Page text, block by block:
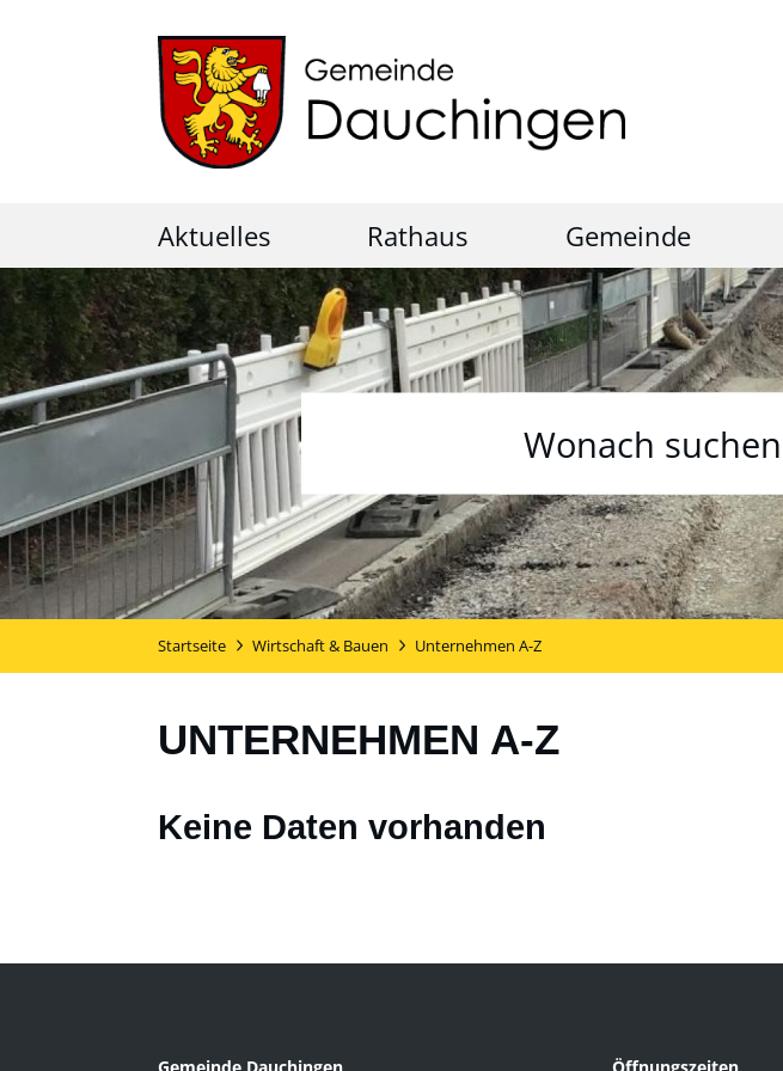
Aktuelles Rathaus Gemeinde
Startseite Wirtschaft & Bauen Unternehmen A-Z
UNTERNEHMEN A-Z
Keine Daten vorhanden